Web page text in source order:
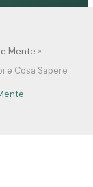
Mente
e Cosa Sapere